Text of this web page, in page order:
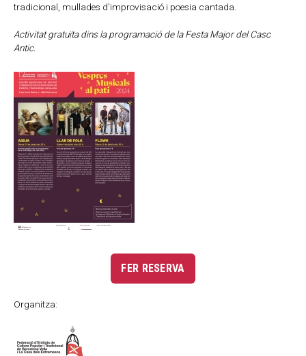
tradicional, mullades d'improvisació i poesia cantada.
Activitat gratuïta dins la programació de la Festa Major del Casc
Antic.
FER RESERVA
Organitza: